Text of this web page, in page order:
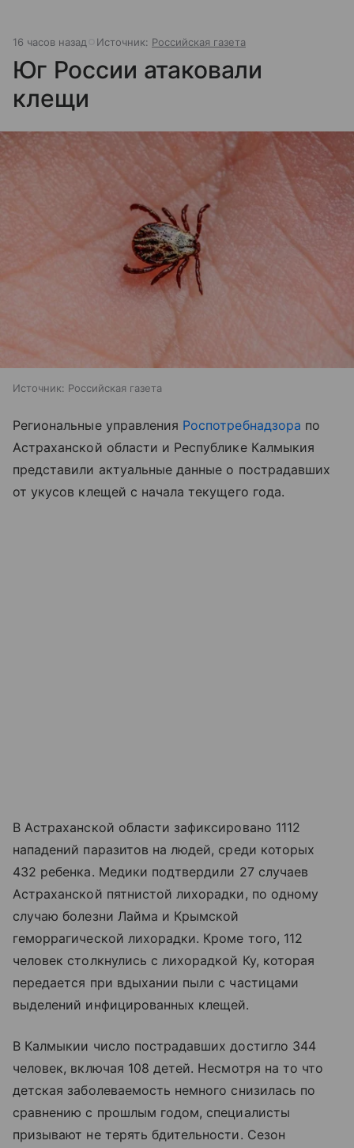
16 часов назад Источник: Российская газета
Юг России атаковали
клещи
Источник: Российская газета
Региональные управления Роспотребнадзора по
Астраханской области и Республике Калмыкия
представили актуальные данные о пострадавших
от укусов клещей с начала текущего года.
В Астраханской области зафиксировано 1112
нападений паразитов на людей, среди которых
432 ребенка. Медики подтвердили 27 случаев
Астраханской пятнистой лихорадки, по одному
случаю болезни Лайма и Крымской
геморрагической лихорадки. Кроме того, 112
человек столкнулись с лихорадкой Ку, которая
передается при вдыхании пыли с частицами
выделений инфицированных клещей.
В Калмыкии число пострадавших достигло 344
человек, включая 108 детей. Несмотря на то что
детская заболеваемость немного снизилась по
сравнению с прошлым годом, специалисты
призывают не терять бдительности. Сезон